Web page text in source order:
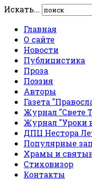
Искать...
Главная
О сайте
Новости
Публицистика
Проза
Поэзия
Авторы
Газета
Журнал "Свете
Журнал "Уроки
ДПЦ Нестора
Популярные
Храмы и
Стиховизор
Контакты